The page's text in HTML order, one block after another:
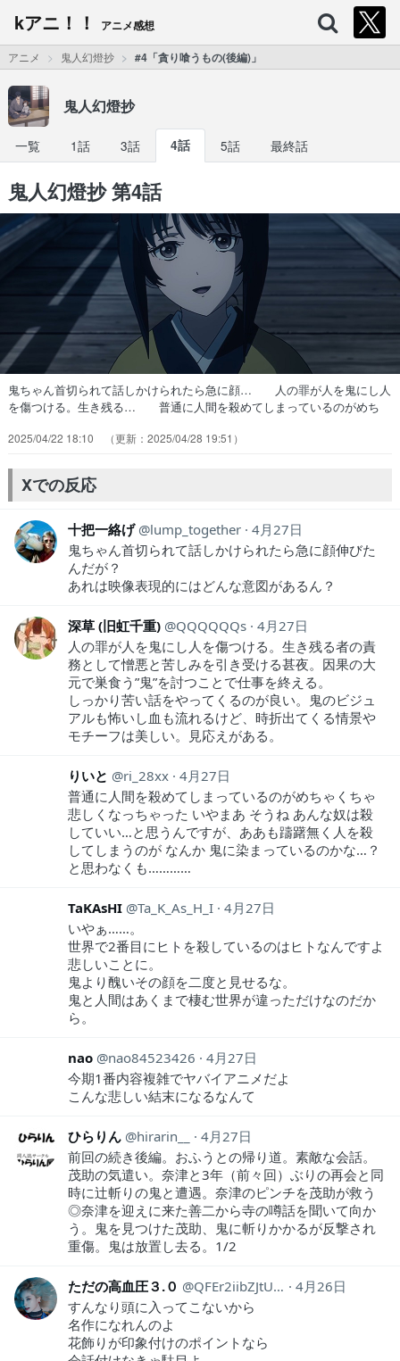
kアニ！！ アニメ感想
アニメ 鬼人幻燈抄 #4「貪り喰うもの(後編)」
鬼人幻燈抄
一覧 1話 3話 4話 5話 最終話
鬼人幻燈抄 第4話
鬼ちゃん首切られて話しかけられたら急に顔… 人の罪が人を鬼にし人
を傷つける。生き残る… 普通に人間を殺めてしまっているのがめち
雑でヤバイアニメだよこんな… 奈津と3年（前々回）ぶりの再会と同
の仇だと思わしき鬼へ怒りのあまり… 辻斬りになった経緯も、その結
果愛していた… タイトル通りのクソキャラ来ましたね最後 …
2025/04/22 18:10 2025/04/28 19:51
Xでの反応
十把一絡げ lump_together 4月27日
鬼ちゃん首切られて話しかけられたら急に顔伸びた
んだが？
あれは映像表現的にはどんな意図があるん？
深草 (旧虹千重) QQQQQQs 4月27日
人の罪が人を鬼にし人を傷つける。生き残る者の責
務として憎悪と苦しみを引き受ける甚夜。因果の大
元で巣食う”鬼”を討つことで仕事を終える。
しっかり苦い話をやってくるのが良い。鬼のビジュ
アルも怖いし血も流れるけど、時折出てくる情景や
モチーフは美しい。見応えがある。
りいと ri_28xx 4月27日
普通に人間を殺めてしまっているのがめちゃくちゃ
悲しくなっちゃった いやまあ そうね あんな奴は殺
していい…と思うんですが、ああも躊躇無く人を殺
してしまうのが なんか 鬼に染まっているのかな…？
と思わなくも…………
TaKAsHI Ta_K_As_H_I 4月27日
いやぁ……。
世界で2番目にヒトを殺しているのはヒトなんですよ
悲しいことに。
鬼より醜いその顔を二度と見せるな。
鬼と人間はあくまで棲む世界が違っただけなのだか
ら。
nao nao84523426
4月27日
今期1番内容複雑でヤバイアニメだよ
こんな悲しい結末になるなんて
ひらりん hirarin__
4月27日
前回の続き後編。おふうとの帰り道。素敵な会話。
茂助の気遣い。奈津と3年（前々回）ぶりの再会と同
時に辻斬りの鬼と遭遇。奈津のピンチを茂助が救う
◎奈津を迎えに来た善二から寺の噂話を聞いて向か
う。鬼を見つけた茂助、鬼に斬りかかるが反撃され
重傷。鬼は放置し去る。1/2
ただの高血圧３.０ QFEr2iibZJtUD4x
4月26日
すんなり頭に入ってこないから
名作になれんのよ
花飾りが印象付けのポイントなら